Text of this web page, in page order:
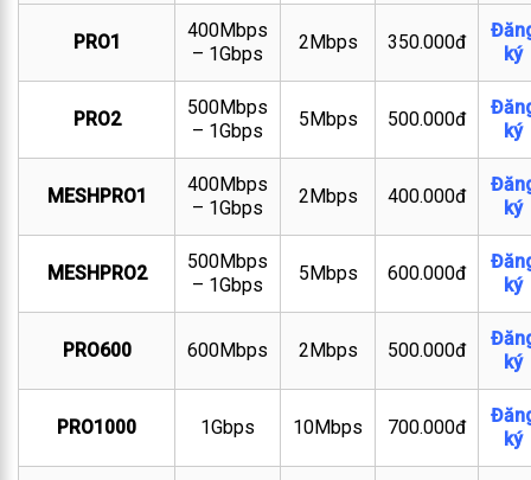
PRO1
400Mbps
– 1Gbps
2Mbps 350.000đ
ký
PRO2
500Mbps
– 1Gbps
5Mbps 500.000đ
ký
MESHPRO1
400Mbps
– 1Gbps
2Mbps 400.000đ
ký
MESHPRO2
500Mbps
– 1Gbps
5Mbps 600.000đ
ký
PRO600 600Mbps 2Mbps 500.000đ
ký
PRO1000 1Gbps 10Mbps 700.000đ
ký